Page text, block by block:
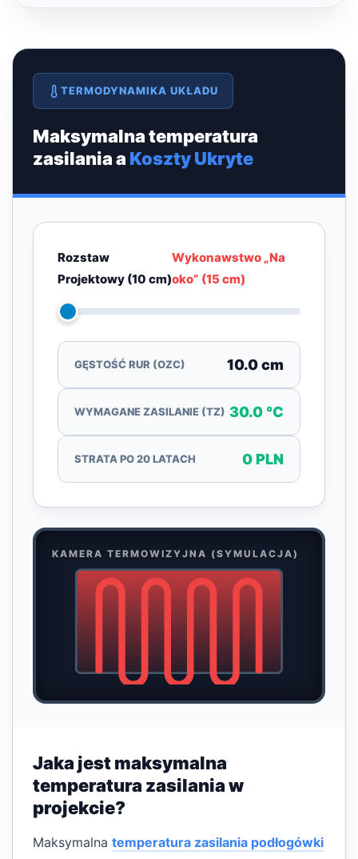
TERMODYNAMIKA UKŁADU
Maksymalna temperatura
zasilania a Koszty Ukryte
Rozstaw
Projektowy (10 cm)
Wykonawstwo „Na
oko” (15 cm)
GĘSTOŚĆ RUR (OZC) 10.0 cm
WYMAGANE ZASILANIE (TZ) 30.0 °C
STRATA PO 20 LATACH 0 PLN
KAMERA TERMOWIZYJNA (SYMULACJA)
Jaka jest maksymalna
temperatura zasilania w
projekcie?
Maksymalna temperatura zasilania podłogówki